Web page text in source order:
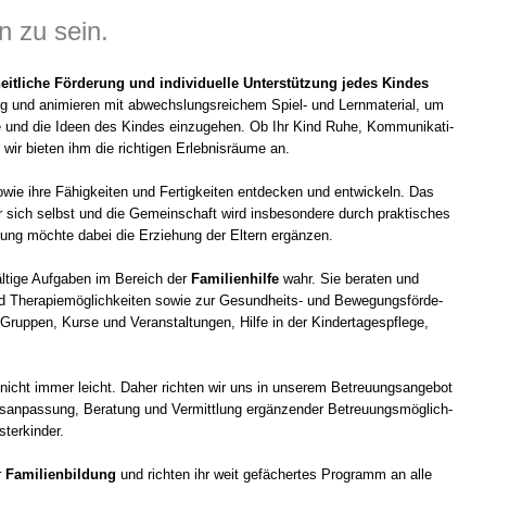
zu sein.
För­de­rung und indi­vi­du­el­le Unter­stüt­zung jedes Kin­des
und ani­mie­ren mit abwechs­lungs­rei­chem Spiel- und Lern­ma­te­ri­al, um
die Ideen des Kin­des ein­zu­ge­hen. Ob Ihr Kind Ruhe, Kom­mu­ni­ka­ti­
bie­ten ihm die rich­ti­gen Erleb­nis­räu­me an.
ihre Fähig­kei­ten und Fer­tig­kei­ten ent­de­cken und ent­wi­ckeln. Das
sich selbst und die Gemein­schaft wird ins­be­son­de­re durch prak­ti­sches
möch­te dabei die Erzie­hung der Eltern ergän­zen.
Auf­ga­ben im Bereich der Fami­li­en­hil­fe wahr. Sie bera­ten und
The­ra­pie­mög­lich­kei­ten sowie zur Gesundheits- und Bewe­gungs­för­de­
Kur­se und Ver­an­stal­tun­gen, Hil­fe in der Kin­der­ta­ges­pfle­ge,
immer leicht. Daher rich­ten wir uns in unse­rem Betreu­ungs­an­ge­bot
Bera­tung und Ver­mitt­lung ergän­zen­der Betreu­ungs­mög­lich­
Fami­li­en­bil­dung und rich­ten ihr weit gefä­cher­tes Pro­gramm an alle